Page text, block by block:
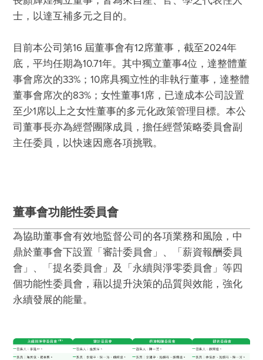
⼠，以達互補多元之⽬的。
目前本公司第16 屆董事會有12席董事，截至2024年
底，平均任期為10.71年。其中獨立董事4位，達整體董
事會席次的33%；10席具獨立性的非執行董事，達整體
董事會席次的83%；女性董事1席，已達成本公司設置
至少1席以上之女性董事的多元化政策管理目標。本公
司董事長亦為經營團隊成員，擔任經營策略委員會副
主任委員，以快速因應各項挑戰。
董事會功能性委員會
為協助董事會有效地監督公司的各項業務和風險，中
鼎於董事會下設置「審計委員會」、「薪資報酬委員
會」、「提名委員會」及「永續與淨零委員會」等四
個功能性委員會，藉以提升決策的品質與效能，強化
永續發展的能量。